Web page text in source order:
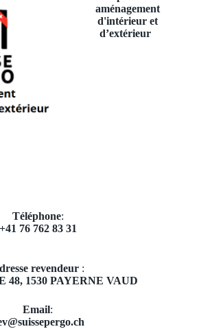
aménagement
d'intérieur et
d’extérieur
Téléphone:
+41 76 762 83 31
revendeur :
48, 1530 PAYERNE VAUD
Email​: